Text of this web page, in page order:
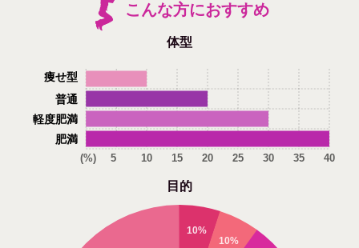
こんな方におすすめ
体型
肥満
軽度肥満
普通
痩せ型
(%) 5 10 15 20 25 30 35 40
目的
10%
10%